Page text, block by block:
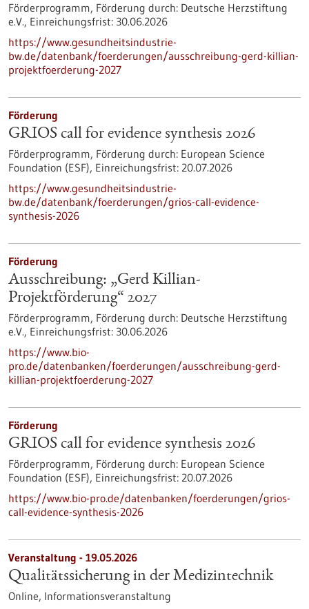
Förderprogramm, Förderung durch: Deutsche Herzstiftung
e.V., Einreichungsfrist: 30.06.2026
https://www.gesundheitsindustrie-
bw.de/datenbank/foerderungen/ausschreibung-gerd-killian-
projektfoerderung-2027
Förderung
GRIOS call for evidence synthesis 2026
Förderprogramm, Förderung durch: European Science
Foundation (ESF), Einreichungsfrist: 20.07.2026
https://www.gesundheitsindustrie-
bw.de/datenbank/foerderungen/grios-call-evidence-
synthesis-2026
Förderung
Ausschreibung: „Gerd Killian-
Projektförderung“ 2027
Förderprogramm, Förderung durch: Deutsche Herzstiftung
e.V., Einreichungsfrist: 30.06.2026
https://www.bio-
pro.de/datenbanken/foerderungen/ausschreibung-gerd-
killian-projektfoerderung-2027
Förderung
GRIOS call for evidence synthesis 2026
Förderprogramm, Förderung durch: European Science
Foundation (ESF), Einreichungsfrist: 20.07.2026
https://www.bio-pro.de/datenbanken/foerderungen/grios-
call-evidence-synthesis-2026
Veranstaltung - 19.05.2026
Qualitätssicherung in der Medizintechnik
Online, Informationsveranstaltung